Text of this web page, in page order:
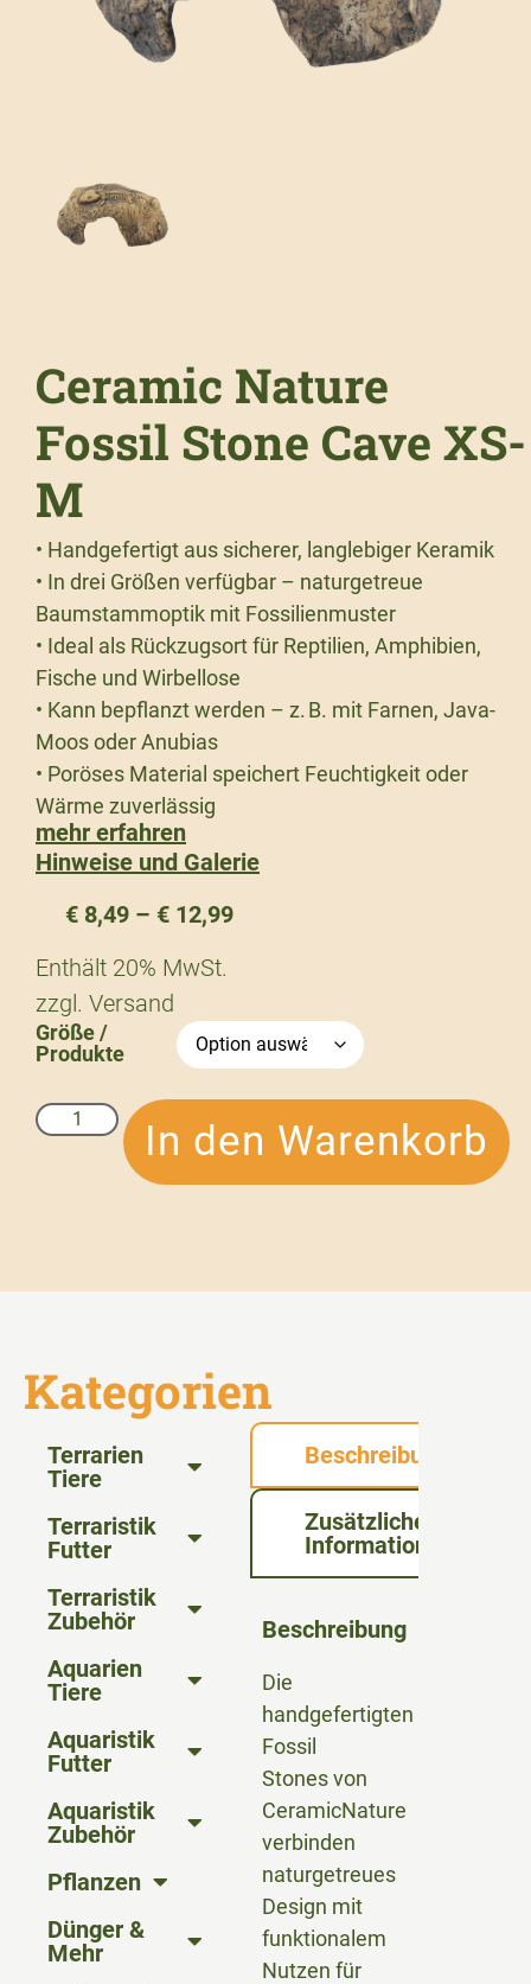
Ceramic Nature
Fossil Stone Cave XS-
M
• Handgefertigt aus sicherer, langlebiger Keramik
• In drei Größen verfügbar – naturgetreue
Baumstammoptik mit Fossilienmuster
• Ideal als Rückzugsort für Reptilien, Amphibien,
Fische und Wirbellose
• Kann bepflanzt werden – z. B. mit Farnen, Java-
Moos oder Anubias
• Poröses Material speichert Feuchtigkeit oder
Wärme zuverlässig
mehr erfahren
Hinweise und Galerie
€ 8,49 – € 12,99
Enthält 20% MwSt.
zzgl. Versand
Größe /
Produkte
In den Warenkorb
Kategorien
Terrarien
Tiere
Terraristik
Futter
Terraristik
Zubehör
Aquarien
Tiere
Aquaristik
Futter
Aquaristik
Zubehör
Pflanzen
Dünger &
Mehr
Beschreibung
Zusätzliche
Informationen
Beschreibung
Die
handgefertigten
Fossil
Stones von
CeramicNature
verbinden
naturgetreues
Design mit
funktionalem
Nutzen für